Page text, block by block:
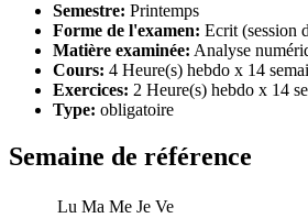
Semestre: Printemps
Forme de l'examen: Ecrit (session
Matière examinée: Analyse
Cours: 4 Heure(s) hebdo x 14
Exercices: 2 Heure(s) hebdo x 14
Type: obligatoire
Semaine de référence
Lu Ma Me Je Ve